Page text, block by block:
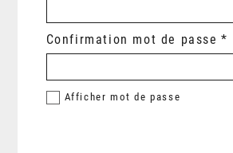
Confirmation mot de passe
Afficher mot de passe